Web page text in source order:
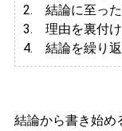
2. 結論に至っ
3. 理由を裏付
4. 結論を繰り
結論から書き始め